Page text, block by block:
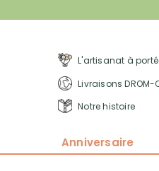
L'artisanat à
Livraisons
Notre histoire
Anniversaire